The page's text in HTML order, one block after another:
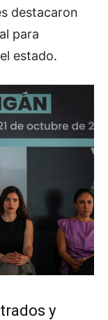
destacaron
para
estado.
y